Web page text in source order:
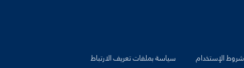
شروط الإستخدام سياسة بملفات تعريف الارتباط